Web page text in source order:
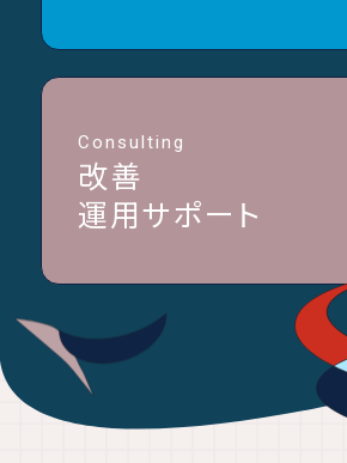
Consulting
改善
運用サポート